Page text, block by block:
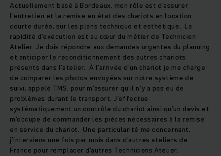
Actuellement basé à Bordeaux, mon rôle est d’assurer
l’entretien et la remise en état des chariots en location
courte durée, sur les plans technique et esthétique. La
rapidité d’exécution est au cœur du métier de Technicien
Atelier. Je dois répondre aux demandes urgentes du planning
et anticiper le reconditionnement des autres chariots
présents dans l’atelier. À l’arrivée d’un chariot je me charge
de comparer les photos envoyées sur notre système de
suivi, appelé TMS, pour m’assurer qu’il n’y a pas eu de
problèmes durant le transport. J’effectue
systématiquement un contrôle du chariot ainsi qu’un devis et
m’occupe de commander les pièces nécessaires à la remise
en service du chariot. Une particularité me concernant,
j’interviens une fois par mois dans d’autres ateliers de
France pour remplacer d’autres Techniciens Atelier.